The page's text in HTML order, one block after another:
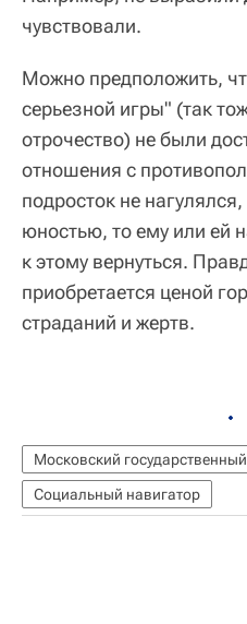
чувствовали.
Можно предположить,
серьезной игры" (так
отрочество) не были
отношения с
подросток не
юностью, то ему или ей
к этому вернуться.
приобретается ценой
страданий и жертв.
Социальный навигатор